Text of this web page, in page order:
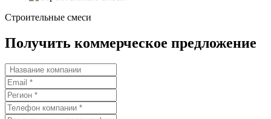
Строительные смеси
Получить коммерческое предложение